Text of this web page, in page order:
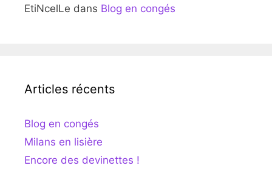
EtiNcelLe dans Blog en congés
Articles récents
Blog en congés
Milans en lisière
Encore des devinettes !